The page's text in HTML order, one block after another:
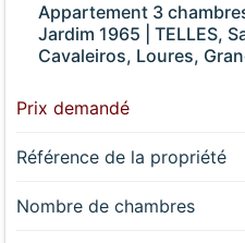
Appartement 3
Jardim 1965 | TELLES,
Cavaleiros, Loures,
Prix demandé
Référence de la propriété
Nombre de chambres